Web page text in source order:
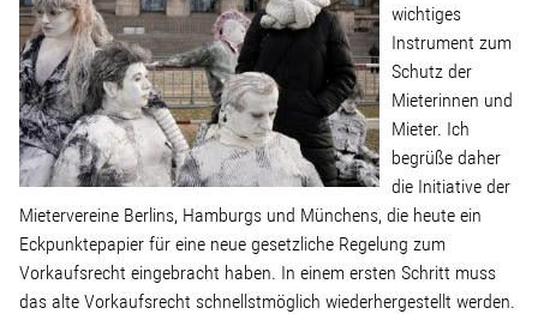
wichtiges
Instrument zum
Schutz der
Mieterinnen und
Mieter. Ich
begrüße daher
die Initiative der
Mietervereine Berlins, Hamburgs und Münchens, die heute ein
Eckpunktepapier für eine neue gesetzliche Regelung zum
Vorkaufsrecht eingebracht haben. In einem ersten Schritt muss
das alte Vorkaufsrecht schnellstmöglich wiederhergestellt werden.